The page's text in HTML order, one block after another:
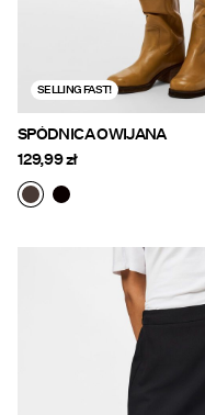
SELLING FAST!
SPÓDNICA OWIJANA
129,99 zł